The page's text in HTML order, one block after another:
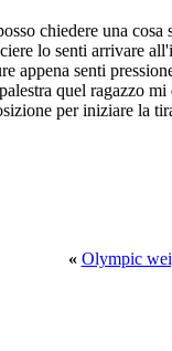
chiedere una cosa
lo senti arrivare
appena senti
quel ragazzo
per iniziare la
« Olympic